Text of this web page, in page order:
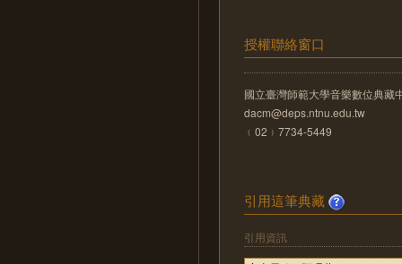
授權聯絡窗口
國立臺灣師範大學音樂數位典藏
dacm@deps.ntnu.edu.tw
﹙02﹚7734-5449
引用這筆典藏
引用資訊